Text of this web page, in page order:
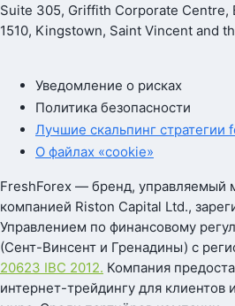
Suite 305, Griffith Corporate Centre,
1510, Kingstown, Saint Vincent and
Уведомление о рисках
Политика безопасности
Лучшие скальпинг стратегии
О файлах «cookie»
FreshForex — бренд, управляемый
компанией Riston Capital Ltd.,
Управлением по финансовому
(Сент-Винсент и Гренадины) с
20623 IBC 2012. Компания
интернет-трейдингу для клиентов